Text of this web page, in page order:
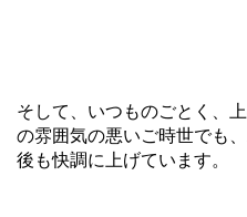
そして、いつものごとく、
の雰囲気の悪いご時世でも
後も快調に上げています。